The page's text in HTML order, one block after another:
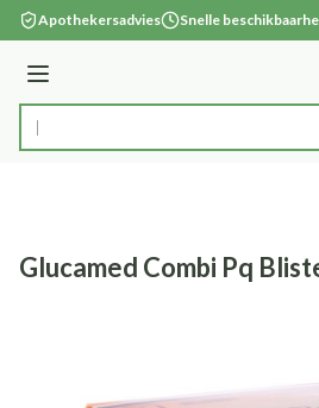
Ga naar de inhoud
Apothekersadvies Snelle
Menu
Product, merk, categorie...
Glucamed Combi Pq